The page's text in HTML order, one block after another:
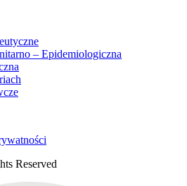
– Epidemiologiczna
Reserved